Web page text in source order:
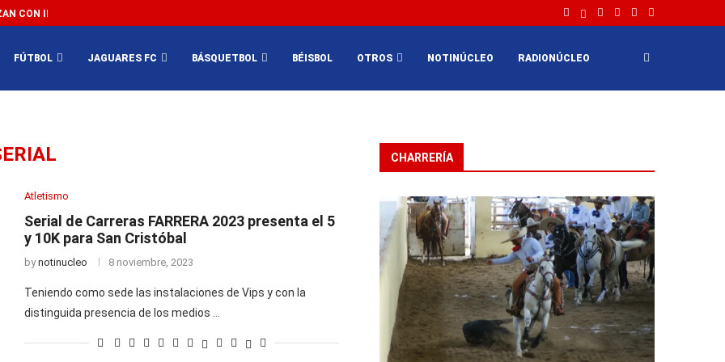
CON IMPEDIR EL MÉXICO VS SUDÁFRICA...
FÚTBOL JAGUARES FC BÁSQUETBOL BÉISBOL OTROS NOTINÚCLEO RADIONÚCLEO
Atletismo
Serial de Carreras FARRERA 2023 presenta el 5
y 10K para San Cristóbal
bynotinucleo 8 noviembre, 2023
Teniendo como sede las instalaciones de Vips y con la
distinguida presencia de los medios …
CHARRERÍA